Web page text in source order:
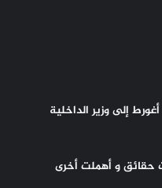
إلى وزير الداخلية
حقائق و أهملت أخرى